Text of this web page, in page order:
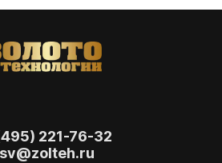
221-76-32